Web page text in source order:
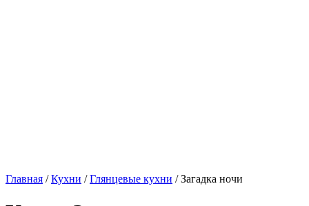
Главная /Кухни /Глянцевые кухни / Загадка ночи